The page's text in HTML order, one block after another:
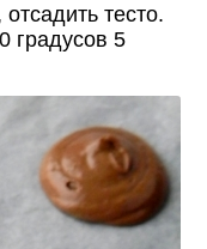
тесто.
градусов 5